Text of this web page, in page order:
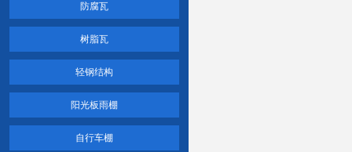
防腐瓦
树脂瓦
轻钢结构
阳光板雨棚
自行车棚